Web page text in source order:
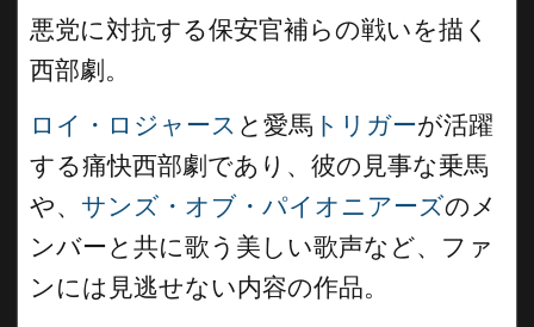
悪党に対抗する保安官補らの戦いを描く
西部劇。
ロイ・ロジャース と愛馬 トリガーが活躍
する痛快西部劇であり、彼の見事な乗馬
や、 サンズ・オブ・パイオニアーズのメ
ンバーと共に歌う美しい歌声など、ファ
ンには見逃せない内容の作品。